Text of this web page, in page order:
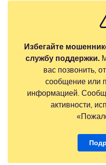
Избегайте
службу поддержки.
вас позвонить,
сообщение или
информацией.
активности,